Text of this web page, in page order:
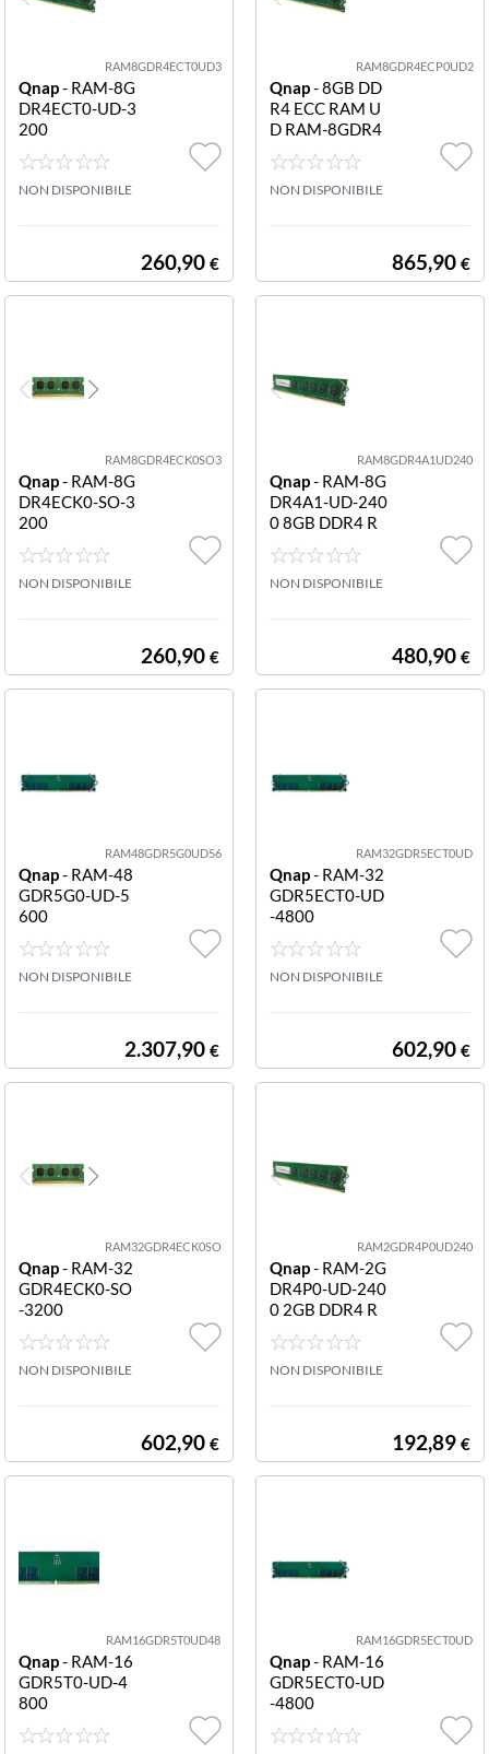
RAM8GDR4ECT0UD3
Qnap- RAM-8G
DR4ECT0-UD-3
200
NON DISPONIBILE
260,90 €
RAM8GDR4ECP0UD2
Qnap- 8GB DD
R4 ECC RAM U
D RAM-8GDR4
ECP0-UD-2666
COMPATIBILE
CON TS-983XU
3XU-RP TS-248
NON DISPONIBILE
865,90 €
RAM8GDR4ECK0SO3
Qnap- RAM-8G
DR4ECK0-SO-3
200
NON DISPONIBILE
260,90 €
RAM8GDR4A1UD240
Qnap- RAM-8G
DR4A1-UD-240
0 8GB DDR4 R
AM MHZ UDIM
M 8GB DDR4 R
AM 2400 MHz
NON DISPONIBILE
480,90 €
RAM48GDR5G0UD56
Qnap- RAM-48
GDR5G0-UD-5
600
NON DISPONIBILE
2.307,90 €
RAM32GDR5ECT0UD
Qnap- RAM-32
GDR5ECT0-UD
-4800
NON DISPONIBILE
602,90 €
RAM32GDR4ECK0SO
Qnap- RAM-32
GDR4ECK0-SO
-3200
NON DISPONIBILE
602,90 €
RAM2GDR4P0UD240
Qnap- RAM-2G
DR4P0-UD-240
0 2GB DDR4 R
AM MHZ UDIM
M 2GB DDR4 R
AM 2400 MHZ
NON DISPONIBILE
192,89 €
RAM16GDR5T0UD48
Qnap- RAM-16
GDR5T0-UD-4
800
RAM16GDR5ECT0UD
Qnap- RAM-16
GDR5ECT0-UD
-4800